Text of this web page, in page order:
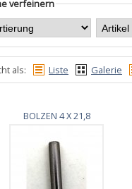
verfeinern
als: Liste Galerie
BOLZEN 4 X 21,8